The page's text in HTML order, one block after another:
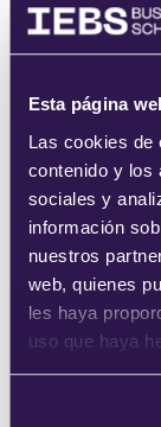
Esta página
Las cookies de
contenido y los
sociales y
información
nuestros
web, quienes
les haya
uso que haya
He leído y
enviar